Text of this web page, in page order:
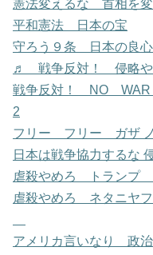
憲法変えるな 首相を変
平和憲法 日本の宝
守ろう９条 日本の良心
♬ 戦争反対！ 侵略
戦争反対！ NO
2
フリー フリー ガザ
日本は戦争協力するな
虐殺やめろ トランプ
虐殺やめろ ネタニヤ
アメリカ言いなり 政